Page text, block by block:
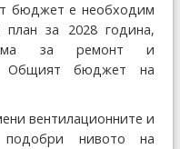
бюджет е необходим
план за 2028 година,
за ремонт и
Общият бюджет на
вентилационните и
подобри нивото на